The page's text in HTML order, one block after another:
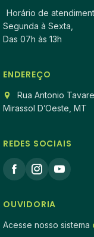
Horário de
Segunda à Sexta,
Das 07h às 13h
ENDEREÇO
Rua Antonio
Mirassol D’Oeste, MT
REDES SOCIAIS
OUVIDORIA
Acesse nosso sistema